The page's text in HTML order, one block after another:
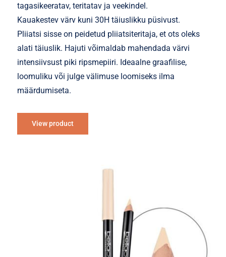
tagasikeeratav, teritatav ja veekindel.
Kauakestev värv kuni 30H täiuslikku püsivust.
Pliiatsi sisse on peidetud pliiatsiteritaja, et ots oleks
alati täiuslik. Hajuti võimaldab mahendada värvi
intensiivsust piki ripsmepiiri. Ideaalne graafilise,
loomuliku või julge välimuse loomiseks ilma
määrdumiseta.
View product